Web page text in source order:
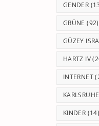
GENDER
GRÜNE (92)
GÜZEY
HARTZ IV
INTERNET
KARLSRUHE
KINDER (14)